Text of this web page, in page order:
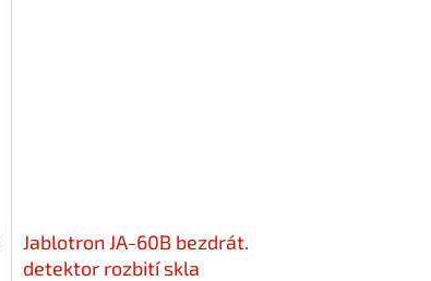
Jablotron JA-60B bezdrát.
detektor rozbití skla